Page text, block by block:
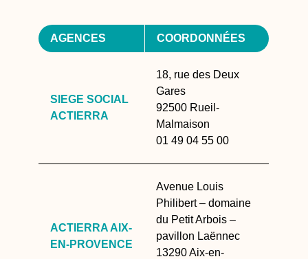
AGENCES COORDONNÉES
SIEGE SOCIAL
ACTIERRA
18, rue des Deux
Gares
92500 Rueil-
Malmaison
01 49 04 55 00
ACTIERRA AIX-
EN-PROVENCE
Avenue Louis
Philibert – domaine
du Petit Arbois –
pavillon Laënnec
13290 Aix-en-